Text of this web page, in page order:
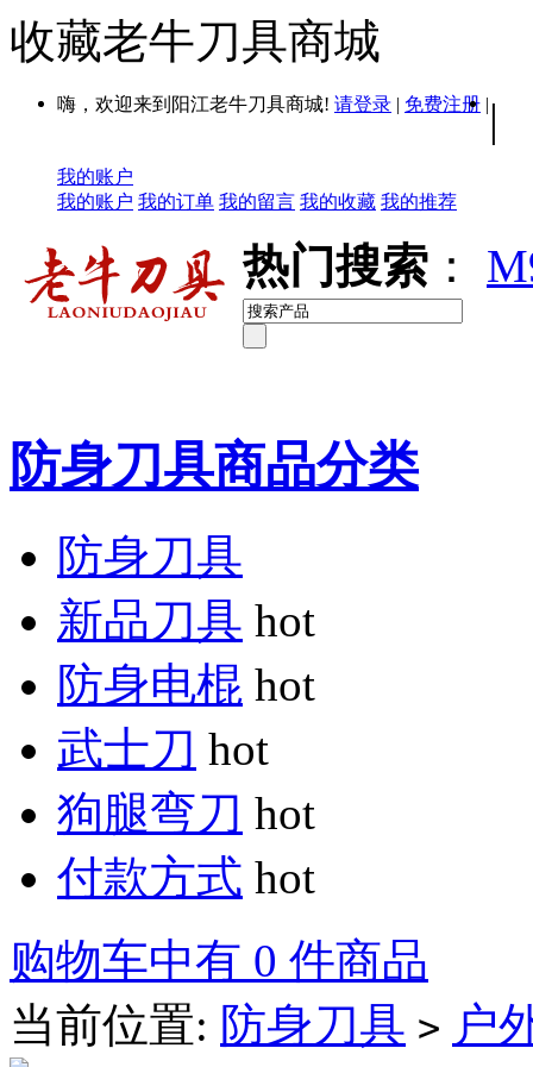
收藏老牛刀具商城
嗨，欢迎来到阳江老牛刀具商城! 请登录 | 免费注册 | |
我的账户
我的账户 我的订单 我的留言 我的收藏 我的推荐
热门搜索 ：
防身刀具商品分类
防身刀具
新品刀具 hot
防身电棍 hot
武士刀 hot
狗腿弯刀 hot
付款方式 hot
购物车中有 0 件商品
当前位置: 防身刀具 > 户